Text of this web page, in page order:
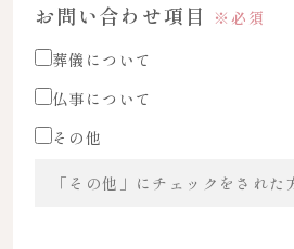
お問い合わせ項目
※必須
葬儀について
仏事について
その他